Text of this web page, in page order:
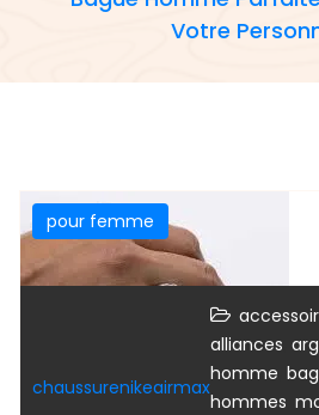
Votre
pour femme
chaussurenikeairmax
alliances
homme
hommes